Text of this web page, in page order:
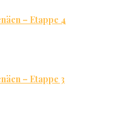
– Etappe 4
– Etappe 3